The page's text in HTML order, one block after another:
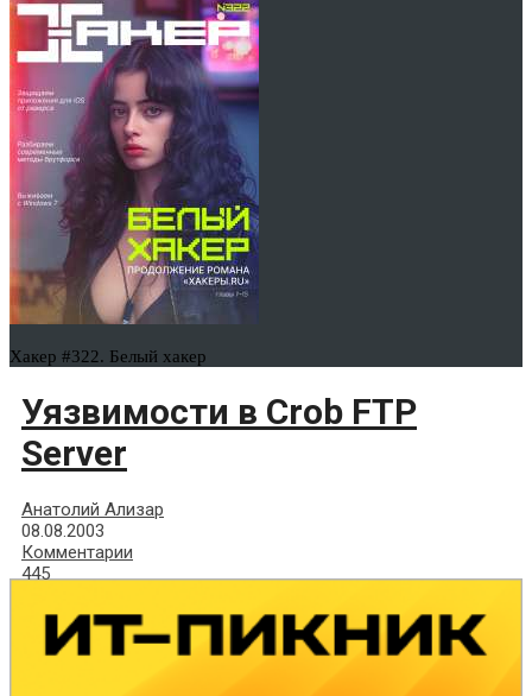
Хакер #322. Белый хакер
Уязвимости в Crob FTP
Server
Анатолий Ализар
08.08.2003
Комментарии
445